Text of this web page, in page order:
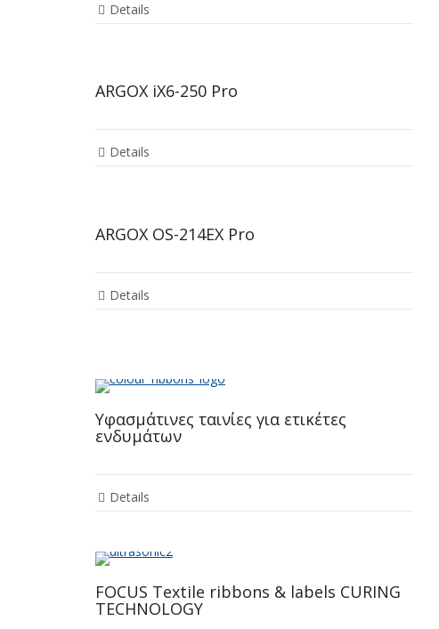
Details
ARGOX iX6-250 Pro
Details
ARGOX OS-214EX Pro
Details
Υφασμάτινες ταινίες για ετικέτες
ενδυμάτων
Details
FOCUS Textile ribbons & labels CURING
TECHNOLOGY